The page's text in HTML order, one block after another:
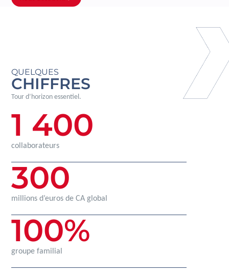
QUELQUES
CHIFFRES
Tour d’horizon essentiel.
collaborateurs
1 400
millions d’euros de CA global
300
groupe familial
100%